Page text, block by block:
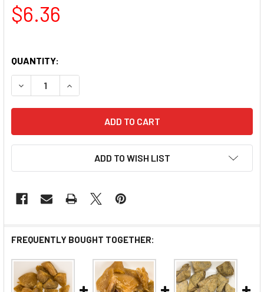
$6.36
QUANTITY:
DECREASE QUANTITY OF SHUN KEE PRESERVED GINGER
INCREASE QUANTITY OF SHUN KEE
ADD TO WISH LIST
FREQUENTLY BOUGHT TOGETHER: